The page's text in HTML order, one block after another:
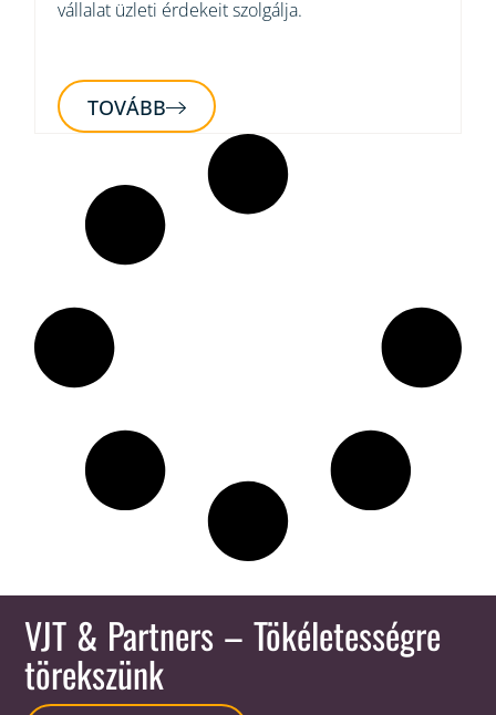
vállalat üzleti érdekeit szolgálja.
TOVÁBB
VJT & Partners – Tökéletességre
törekszünk